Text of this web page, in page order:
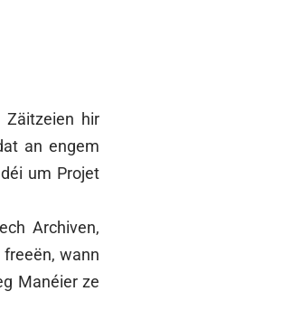
Zäitzeien hir
an engem
um Projet
Archiven,
wann
Manéier ze